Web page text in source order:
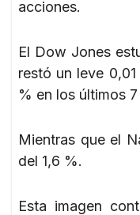
acciones.
El Dow Jones
restó un leve
% en los últimos 7
Mientras que el
del 1,6 %.
Esta imagen